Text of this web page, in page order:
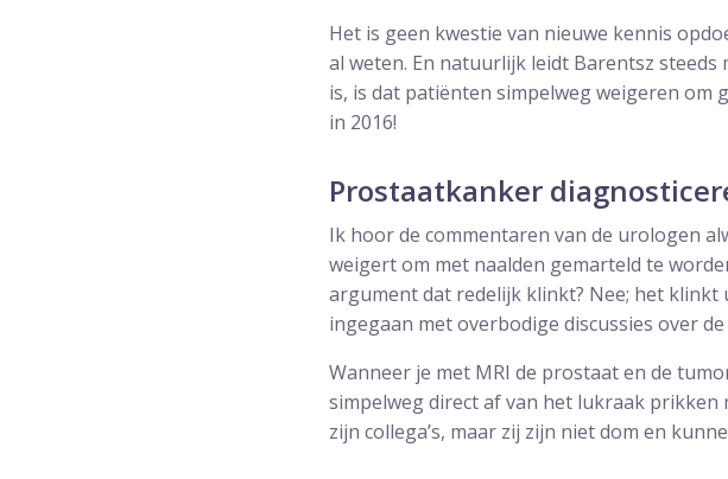
Het is geen kwestie van nieuwe kennis
al weten. En natuurlijk leidt Barentsz
is, is dat patiënten simpelweg weigeren om
in 2016!
Prostaatkanker
Ik hoor de commentaren van de urologen
weigert om met naalden gemarteld te
argument dat redelijk klinkt? Nee; het
ingegaan met overbodige discussies over
Wanneer je met MRI de prostaat en de
simpelweg direct af van het lukraak prikken
zijn collega’s, maar zij zijn niet dom en